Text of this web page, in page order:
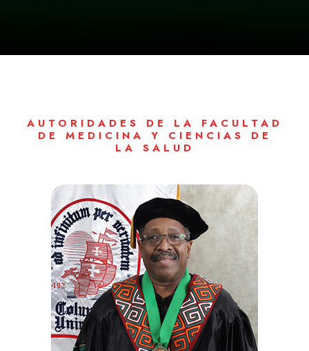
AUTORIDADES DE LA FACULTAD
DE MEDICINA Y CIENCIAS DE
LA SALUD